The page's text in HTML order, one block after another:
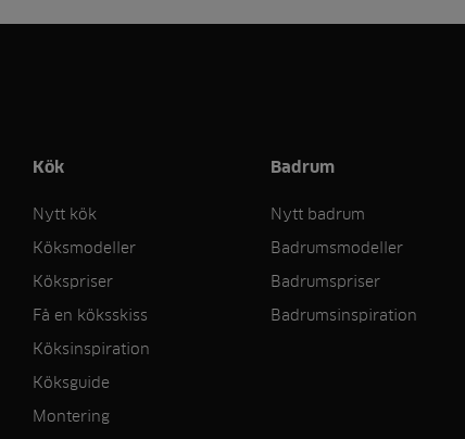
Kök
Nytt kök
Köksmodeller
Kökspriser
Få en köksskiss
Köksinspiration
Köksguide
Montering
Badrum
Nytt badrum
Badrumsmodeller
Badrumspriser
Badrumsinspiration